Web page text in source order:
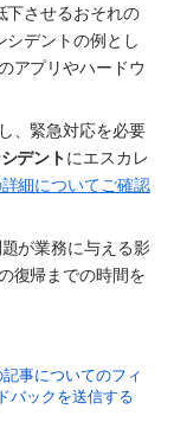
下させるおそれの
シデントの例とし
アプリやハードウ
、緊急対応を必要
デントにエスカレ
細についてご確認
が業務に与える影
復帰までの時間を
記事についてのフィ
バックを送信する